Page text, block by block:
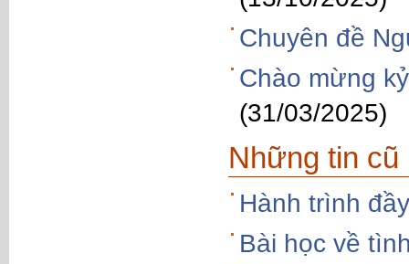
Chuyên đề
Chào mừng
(31/03/2025)
Những tin cũ
Hành trình
Bài học về